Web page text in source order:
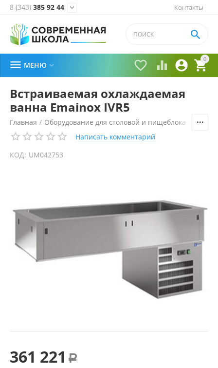
Контакты
8 (343) 385 92 44 
0


 

 МЕНЮ 
Встраиваемая охлаждаемая
ванна Emainox IVR5
Главная / Оборудование для столовой и пищеблока
Написать комментарий
КОД: UM042753
361 221 Р